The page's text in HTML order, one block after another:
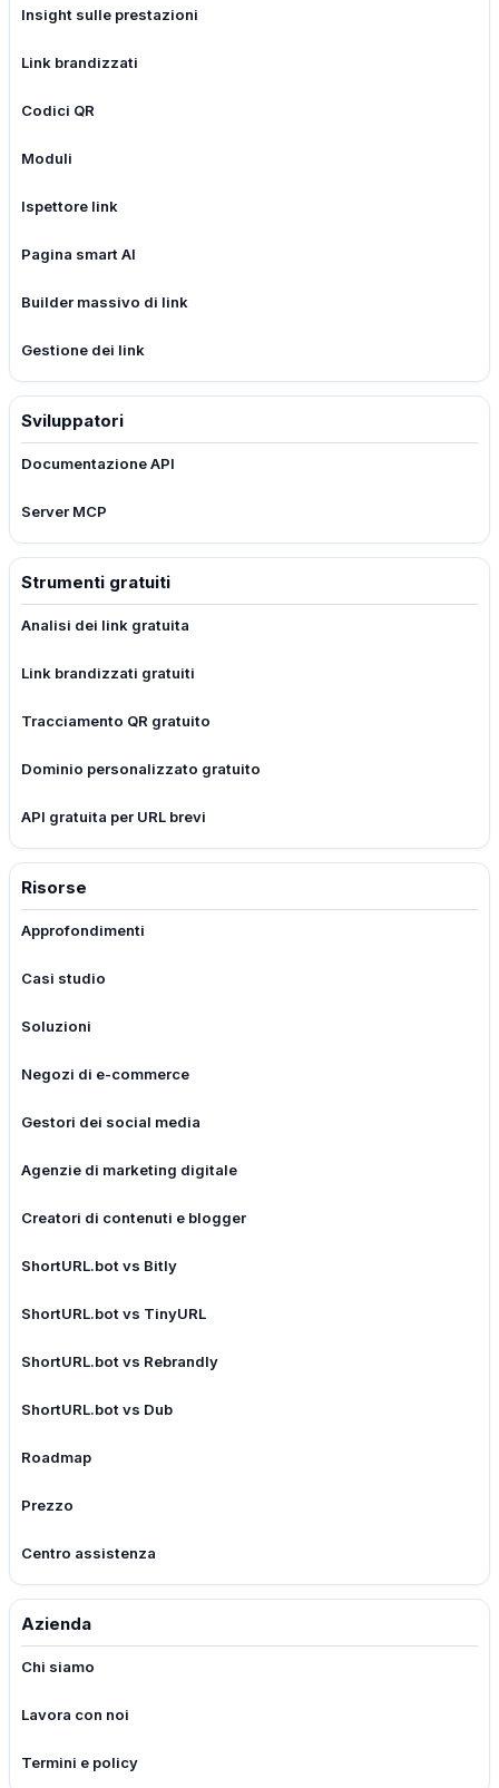
Insight sulle prestazioni
Link brandizzati
Codici QR
Moduli
Ispettore link
Pagina smart AI
Builder massivo di link
Gestione dei link
Sviluppatori
Documentazione API
Server MCP
Strumenti gratuiti
Analisi dei link gratuita
Link brandizzati gratuiti
Tracciamento QR gratuito
Dominio personalizzato gratuito
API gratuita per URL brevi
Risorse
Approfondimenti
Casi studio
Soluzioni
Negozi di e-commerce
Gestori dei social media
Agenzie di marketing digitale
Creatori di contenuti e blogger
ShortURL.bot vs Bitly
ShortURL.bot vs TinyURL
ShortURL.bot vs Rebrandly
ShortURL.bot vs Dub
Roadmap
Prezzo
Centro assistenza
Azienda
Chi siamo
Lavora con noi
Termini e policy